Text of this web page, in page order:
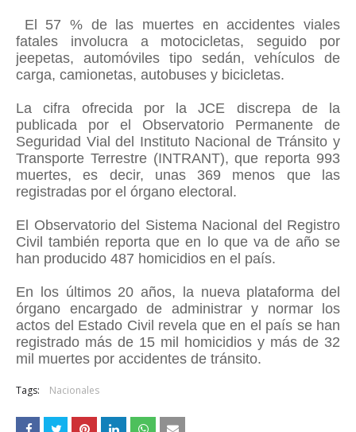
El 57 % de las muertes en accidentes viales
fatales involucra a motocicletas, seguido por
jeepetas, automóviles tipo sedán, vehículos de
carga, camionetas, autobuses y bicicletas.
La cifra ofrecida por la JCE discrepa de la
publicada por el Observatorio Permanente de
Seguridad Vial del Instituto Nacional de Tránsito y
Transporte Terrestre (INTRANT), que reporta 993
muertes, es decir, unas 369 menos que las
registradas por el órgano electoral.
El Observatorio del Sistema Nacional del Registro
Civil también reporta que en lo que va de año se
han producido 487 homicidios en el país.
En los últimos 20 años, la nueva plataforma del
órgano encargado de administrar y normar los
actos del Estado Civil revela que en el país se han
registrado más de 15 mil homicidios y más de 32
mil muertes por accidentes de tránsito.
Tags: Nacionales